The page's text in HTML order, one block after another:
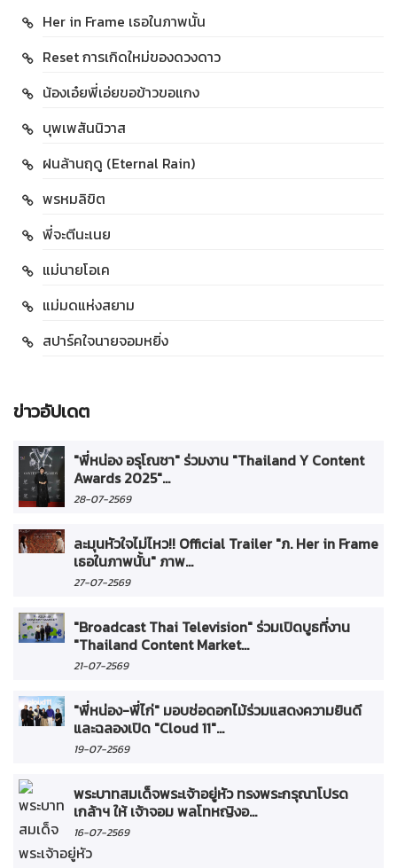
Her in Frame เธอในภาพนั้น
Reset การเกิดใหม่ของดวงดาว
น้องเอ๋ยพี่เอ่ยขอข้าวขอแกง
บุพเพสันนิวาส
ฝนล้านฤดู (Eternal Rain)
พรหมลิขิต
พี่จะตีนะเนย
แม่นายโอเค
แม่มดแห่งสยาม
สปาร์คใจนายจอมหยิ่ง
ข่าวอัปเดต
"พี่หน่อง อรุโณชา" ร่วมงาน "Thailand Y Content
Awards 2025"...
28-07-2569
ละมุนหัวใจไม่ไหว!! Official Trailer "ภ. Her in Frame
เธอในภาพนั้น" ภาพ...
27-07-2569
"Broadcast Thai Television" ร่วมเปิดบูธที่งาน
"Thailand Content Market...
21-07-2569
"พี่หน่อง-พี่ไก่" มอบช่อดอกไม้ร่วมแสดงความยินดี
และฉลองเปิด "Cloud 11"...
19-07-2569
พระบาทสมเด็จพระเจ้าอยู่หัว ทรงพระกรุณาโปรด
เกล้าฯ ให้ เจ้าจอม พลโทหญิงอ...
16-07-2569